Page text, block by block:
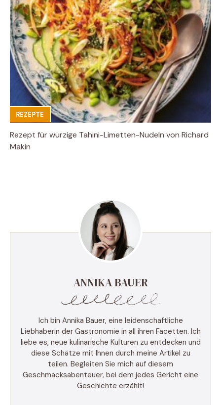
REZEPTE
Rezept für würzige Tahini-Limetten-Nudeln von Richard
Makin
ANNIKA BAUER
Ich bin Annika Bauer, eine leidenschaftliche
Liebhaberin der Gastronomie in all ihren Facetten. Ich
liebe es, neue kulinarische Kulturen zu entdecken und
diese Schätze mit Ihnen durch meine Artikel zu
teilen. Begleiten Sie mich auf diesem
Geschmacksabenteuer, bei dem jedes Gericht eine
Geschichte erzählt!